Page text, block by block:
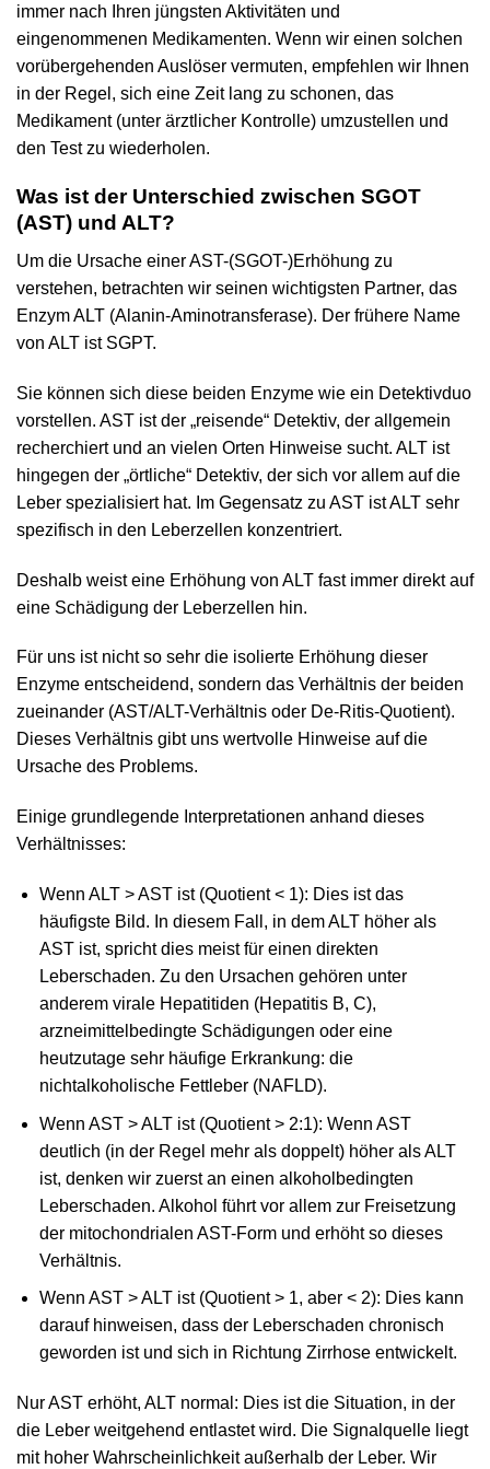
immer nach Ihren jüngsten Aktivitäten und
eingenommenen Medikamenten. Wenn wir einen solchen
vorübergehenden Auslöser vermuten, empfehlen wir Ihnen
in der Regel, sich eine Zeit lang zu schonen, das
Medikament (unter ärztlicher Kontrolle) umzustellen und
den Test zu wiederholen.
Was ist der Unterschied zwischen SGOT
(AST) und ALT?
Um die Ursache einer AST-(SGOT-)Erhöhung zu
verstehen, betrachten wir seinen wichtigsten Partner, das
Enzym ALT (Alanin-Aminotransferase). Der frühere Name
von ALT ist SGPT.
Sie können sich diese beiden Enzyme wie ein Detektivduo
vorstellen. AST ist der „reisende“ Detektiv, der allgemein
recherchiert und an vielen Orten Hinweise sucht. ALT ist
hingegen der „örtliche“ Detektiv, der sich vor allem auf die
Leber spezialisiert hat. Im Gegensatz zu AST ist ALT sehr
spezifisch in den Leberzellen konzentriert.
Deshalb weist eine Erhöhung von ALT fast immer direkt auf
eine Schädigung der Leberzellen hin.
Für uns ist nicht so sehr die isolierte Erhöhung dieser
Enzyme entscheidend, sondern das Verhältnis der beiden
zueinander (AST/ALT-Verhältnis oder De-Ritis-Quotient).
Dieses Verhältnis gibt uns wertvolle Hinweise auf die
Ursache des Problems.
Einige grundlegende Interpretationen anhand dieses
Verhältnisses:
Wenn ALT > AST ist (Quotient < 1): Dies ist das
häufigste Bild. In diesem Fall, in dem ALT höher als
AST ist, spricht dies meist für einen direkten
Leberschaden. Zu den Ursachen gehören unter
anderem virale Hepatitiden (Hepatitis B, C),
arzneimittelbedingte Schädigungen oder eine
heutzutage sehr häufige Erkrankung: die
nichtalkoholische Fettleber (NAFLD).
Wenn AST > ALT ist (Quotient > 2:1): Wenn AST
deutlich (in der Regel mehr als doppelt) höher als ALT
ist, denken wir zuerst an einen alkoholbedingten
Leberschaden. Alkohol führt vor allem zur Freisetzung
der mitochondrialen AST-Form und erhöht so dieses
Verhältnis.
Wenn AST > ALT ist (Quotient > 1, aber < 2): Dies kann
darauf hinweisen, dass der Leberschaden chronisch
geworden ist und sich in Richtung Zirrhose entwickelt.
Nur AST erhöht, ALT normal: Dies ist die Situation, in der
die Leber weitgehend entlastet wird. Die Signalquelle liegt
mit hoher Wahrscheinlichkeit außerhalb der Leber. Wir